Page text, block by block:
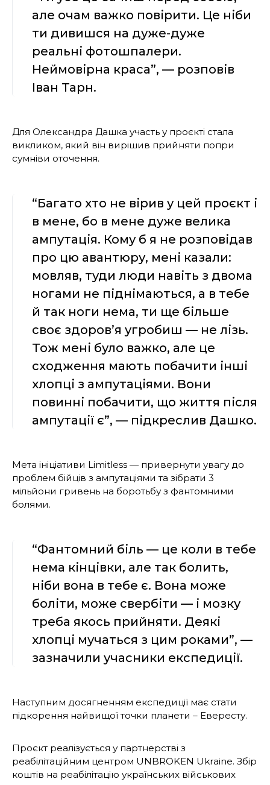
але очам важко повірити. Це ніби
ти дивишся на дуже-дуже
реальні фотошпалери.
Неймовірна краса”, — розповів
Іван Тарн.
Для Олександра Дашка участь у проєкті стала
викликом, який він вирішив прийняти попри
сумніви оточення.
“Багато хто не вірив у цей проєкт і
в мене, бо в мене дуже велика
ампутація. Кому б я не розповідав
про цю авантюру, мені казали:
мовляв, туди люди навіть з двома
ногами не піднімаються, а в тебе
й так ноги нема, ти ще більше
своє здоров’я угробиш — не лізь.
Тож мені було важко, але це
сходження мають побачити інші
хлопці з ампутаціями. Вони
повинні побачити, що життя після
ампутації є”, — підкреслив Дашко.
Мета ініціативи Limitless — привернути увагу до
проблем бійців з ампутаціями та зібрати 3
мільйони гривень на боротьбу з фантомними
болями.
“Фантомний біль — це коли в тебе
нема кінцівки, але так болить,
ніби вона в тебе є. Вона може
боліти, може свербіти — і мозку
треба якось прийняти. Деякі
хлопці мучаться з цим роками”, —
зазначили учасники експедиції.
Наступним досягненням експедиції має стати
підкорення найвищої точки планети – Евересту.
Проєкт реалізується у партнерстві з
реабілітаційним центром UNBROKEN Ukraine. Збір
коштів на реабілітацію українських військових